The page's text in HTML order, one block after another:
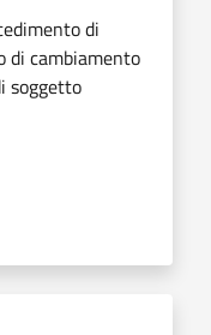
di
di cambiamento
soggetto